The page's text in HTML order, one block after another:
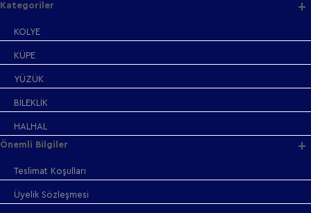
Kategoriler
KOLYE
KÜPE
YÜZÜK
BİLEKLİK
HALHAL
Önemli Bilgiler
Teslimat Koşulları
Üyelik Sözleşmesi